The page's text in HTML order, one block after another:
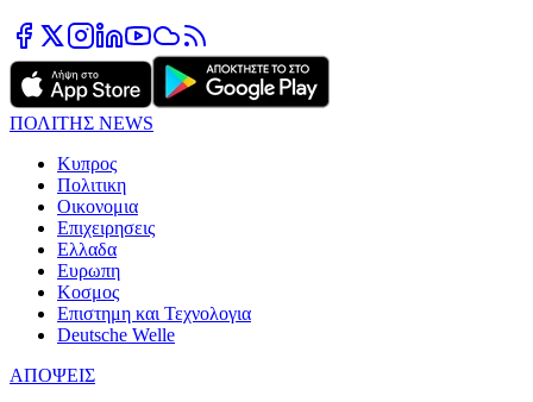
ΠΟΛΙΤΗΣ NEWS
Κυπρος
Πολιτικη
Οικονομια
Επιχειρησεις
Ελλαδα
Ευρωπη
Κοσμος
Επιστημη και Τεχνολογια
Deutsche Welle
ΑΠΟΨΕΙΣ